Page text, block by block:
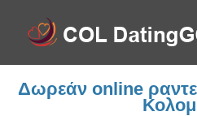
Δωρεάν online